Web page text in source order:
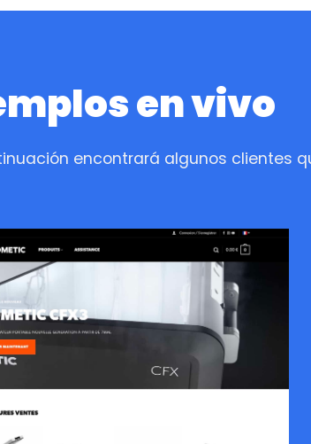
en vivo
encontrará algunos clientes